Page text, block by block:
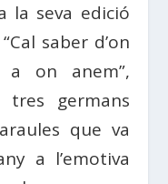
la seva edició
saber d’on
on anem”,
germans
que va
a l’emotiva